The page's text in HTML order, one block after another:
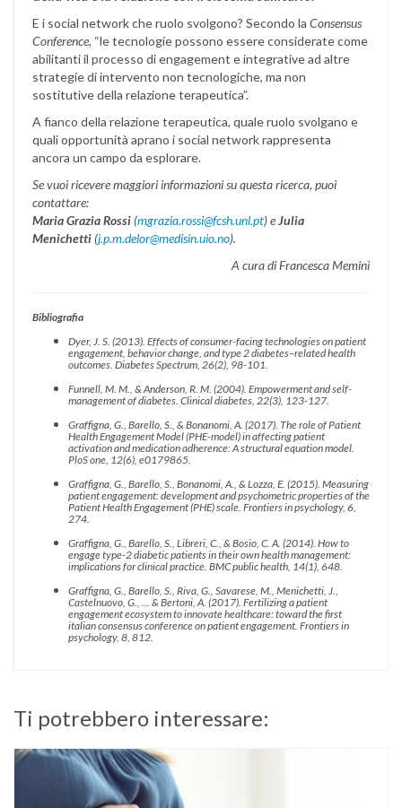
E i social network che ruolo svolgono? Secondo la Consensus
Conference, “le tecnologie possono essere considerate come
abilitanti il processo di engagement e integrative ad altre
strategie di intervento non tecnologiche, ma non
sostitutive della relazione terapeutica”.
A fianco della relazione terapeutica, quale ruolo svolgano e
quali opportunità aprano i social network rappresenta
ancora un campo da esplorare.
Se vuoi ricevere maggiori informazioni su questa ricerca, puoi
contattare:
Maria Grazia Rossi (mgrazia.rossi@fcsh.unl.pt) eJulia
Menichetti (j.p.m.delor@medisin.uio.no).
A cura di Francesca Memini
Bibliografia
Dyer, J. S. (2013). Effects of consumer-facing technologies on patient
engagement, behavior change, and type 2 diabetes–related health
outcomes. Diabetes Spectrum, 26(2), 98-101.
Funnell, M. M., & Anderson, R. M. (2004). Empowerment and self-
management of diabetes. Clinical diabetes, 22(3), 123-127.
Graffigna, G., Barello, S., & Bonanomi, A. (2017). The role of Patient
Health Engagement Model (PHE-model) in affecting patient
activation and medication adherence: A structural equation model.
PloS one, 12(6), e0179865.
Graffigna, G., Barello, S., Bonanomi, A., & Lozza, E. (2015). Measuring
patient engagement: development and psychometric properties of the
Patient Health Engagement (PHE) scale. Frontiers in psychology, 6,
274.
Graffigna, G., Barello, S., Libreri, C., & Bosio, C. A. (2014). How to
engage type-2 diabetic patients in their own health management:
implications for clinical practice. BMC public health, 14(1), 648.
Graffigna, G., Barello, S., Riva, G., Savarese, M., Menichetti, J.,
Castelnuovo, G., … & Bertoni, A. (2017). Fertilizing a patient
engagement ecosystem to innovate healthcare: toward the first
italian consensus conference on patient engagement. Frontiers in
psychology, 8, 812.
Ti potrebbero interessare: